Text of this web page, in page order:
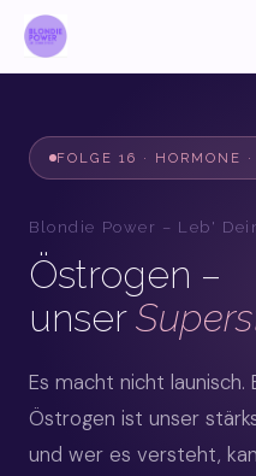
FOLGE 16 · HORMONE ·
Blondie Power – Leb'
Östrogen –
unser
Es macht nicht launisch.
Östrogen ist unser
und wer es versteht,